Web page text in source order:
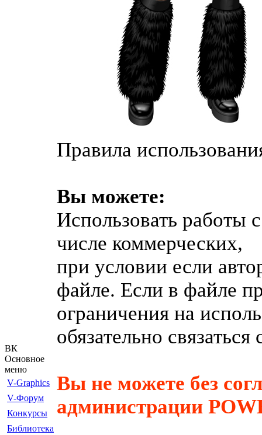
ВК
Основное
меню
V-Graphics
V-Форум
Конкурсы
Библиотека
Правила
Вы можете:
Использовать работы
числе коммерческих,
при условии если
файле. Если в файле
ограничения на
обязательно
Вы не можете без
администрации